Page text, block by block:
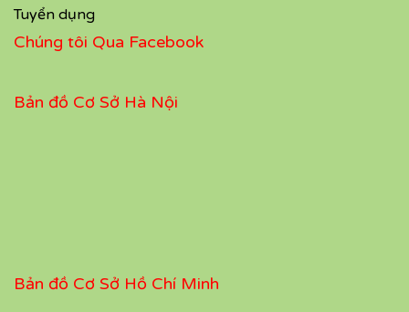
Tuyển dụng
Chúng tôi Qua Facebook
Bản đồ Cơ Sở Hà Nội
Bản đồ Cơ Sở Hồ Chí Minh